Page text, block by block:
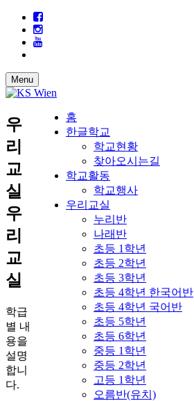
Menu
홈
한글학교
학교현황
찾아오시는길
학교활동
학교행사
우리교실
누리반
나래반
초등 1학년
초등 2학년
초등 3학년
초등 4학년 한국어반
초등 4학년 국어반
초등 5학년
초등 6학년
중등 1학년
중등 2학년
고등 1학년
오름반(유치)
우
리
교
실
우
리
교
실
학급
별 내
용을
설명
합니
다.